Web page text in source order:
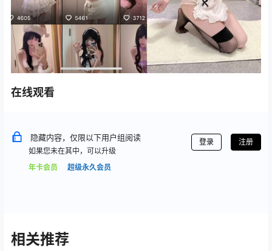
在线观看
隐藏内容，仅限以下用户组阅读
如果您未在其中，可以升级
年卡会员
超级永久会员
登录 注册
相关推荐